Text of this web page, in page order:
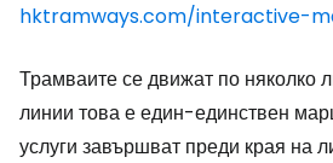
hktramways.com/interactive-
Трамваите се движат по няколко
линии това е един-единствен
услуги завършват преди края на